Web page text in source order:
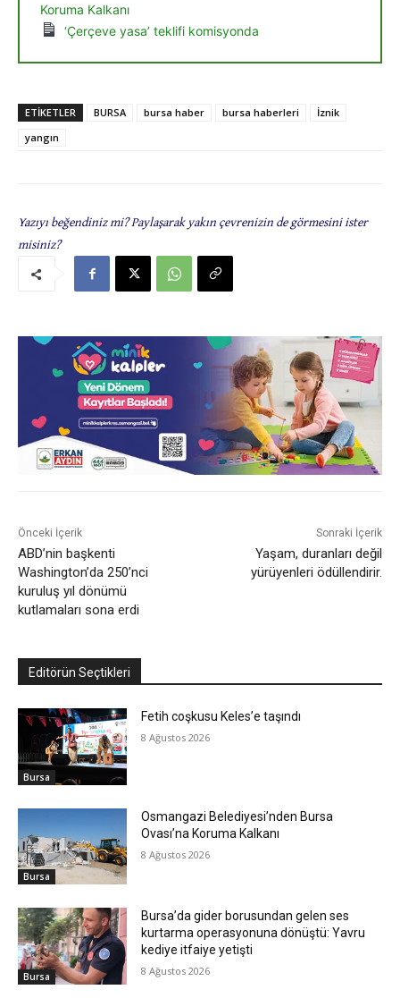
Koruma Kalkanı
‘Çerçeve yasa’ teklifi komisyonda
ETIKETLER BURSA bursa haber bursa haberleri
İznik
yangın
Yazıyı beğendiniz mi? Paylaşarak yakın çevrenizin de görmesini ister
misiniz?
Önceki İçerik
ABD’nin başkenti
Washington’da 250’nci
kuruluş yıl dönümü
kutlamaları sona erdi
Sonraki İçerik
Yaşam, duranları değil
yürüyenleri ödüllendirir.
Editörün Seçtikleri
Bursa
Fetih coşkusu Keles’e taşındı
8 Ağustos 2026
Bursa
Osmangazi Belediyesi’nden Bursa
Ovası’na Koruma Kalkanı
8 Ağustos 2026
Bursa
Bursa’da gider borusundan gelen ses
kurtarma operasyonuna dönüştü: Yavru
kediye itfaiye yetişti
8 Ağustos 2026